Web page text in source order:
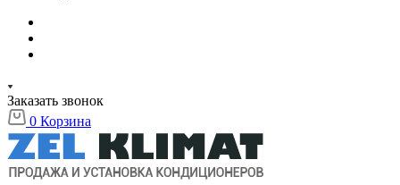
Заказать звонок
0 Корзина